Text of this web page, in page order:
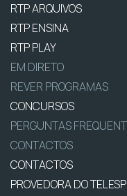
RTP ARQUIVOS
RTP ENSINA
RTP PLAY
EM DIRETO
REVER PROGRAMAS
CONCURSOS
PERGUNTAS
CONTACTOS
CONTACTOS
PROVEDORA DO